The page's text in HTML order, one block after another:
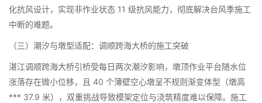
化抗风设计，实现非作业状态 11 级抗风能力，彻底解决台风季施工
中断的难题。​
（三）潮汐与墩型适配：调顺跨海大桥的施工突破​
湛江调顺跨海大桥引桥受每日两次潮汐影响，墩顶作业平台随水位
涨落存在微小位移，且 40 个薄壁空心墩呈不规则渐变体型（墩高
*** 37.9 米），双重挑战导致模架定位与浇筑精度难以保障。施工